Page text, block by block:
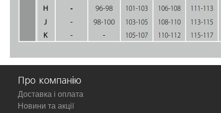
Про компанію
Доставка і оплата
Новини та акції